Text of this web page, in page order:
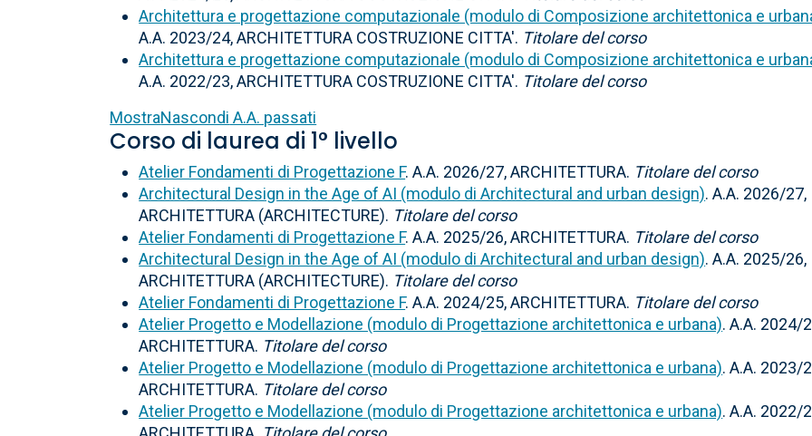
Architettura e progettazione computazionale (modulo di Composizione architettonica e
A.A. 2023/24, ARCHITETTURA COSTRUZIONE CITTA'. Titolare del corso
Architettura e progettazione computazionale (modulo di Composizione architettonica e
A.A. 2022/23, ARCHITETTURA COSTRUZIONE CITTA'. Titolare del corso
MostraNascondi A.A. passati
Corso di laurea di 1° livello
Atelier Fondamenti di Progettazione F. A.A. 2026/27, ARCHITETTURA. Titolare del corso
Architectural Design in the Age of AI (modulo di Architectural and urban design). A.A. 2026/27,
ARCHITETTURA (ARCHITECTURE). Titolare del corso
Atelier Fondamenti di Progettazione F. A.A. 2025/26, ARCHITETTURA. Titolare del corso
Architectural Design in the Age of AI (modulo di Architectural and urban design). A.A. 2025/26,
ARCHITETTURA (ARCHITECTURE). Titolare del corso
Atelier Fondamenti di Progettazione F. A.A. 2024/25, ARCHITETTURA. Titolare del corso
Atelier Progetto e Modellazione (modulo di Progettazione architettonica e urbana). A.A. 2024/
ARCHITETTURA. Titolare del corso
Atelier Progetto e Modellazione (modulo di Progettazione architettonica e urbana). A.A. 2023/
ARCHITETTURA. Titolare del corso
Atelier Progetto e Modellazione (modulo di Progettazione architettonica e urbana). A.A. 2022/